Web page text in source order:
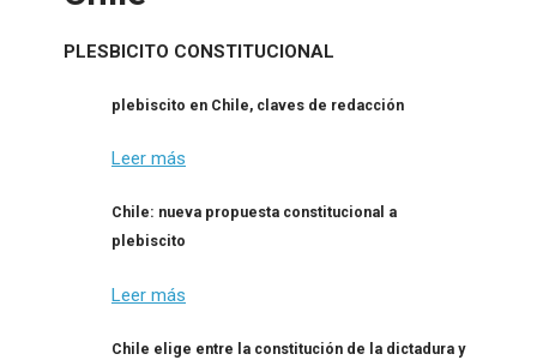
PLESBICITO CONSTITUCIONAL
plebiscito en Chile, claves de redacción
Leer más
Chile: nueva propuesta constitucional a
plebiscito
Leer más
Chile elige entre la constitución de la dictadura y